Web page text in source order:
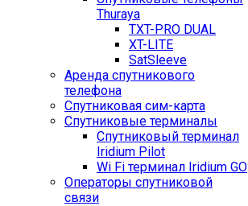
Thuraya
TXT-PRO DUAL
XT-LITE
SatSleeve
Аренда спутникового
телефона
Спутниковая сим-карта
Спутниковые терминалы
Спутниковый терминал
Iridium Pilot
Wi Fi терминал Iridium GO
Операторы спутниковой
связи